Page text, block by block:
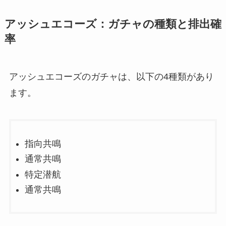
アッシュエコーズ：ガチャの種類と排出確
率
アッシュエコーズのガチャは、以下の4種類があり
ます。
指向共鳴
通常共鳴
特定潜航
通常共鳴